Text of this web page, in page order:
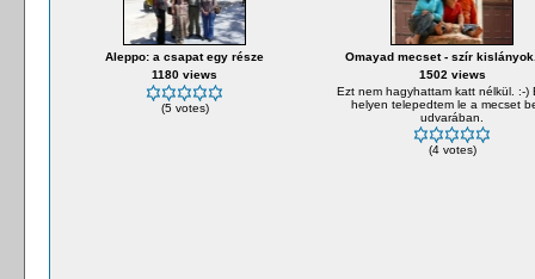
Aleppo: a csapat egy része
1180 views
(5 votes)
Omayad mecset - szír
1502 views
Ezt nem hagyhattam katt nélkül. :-)
helyen telepedtem le a mecset
udvarában.
(4 votes)